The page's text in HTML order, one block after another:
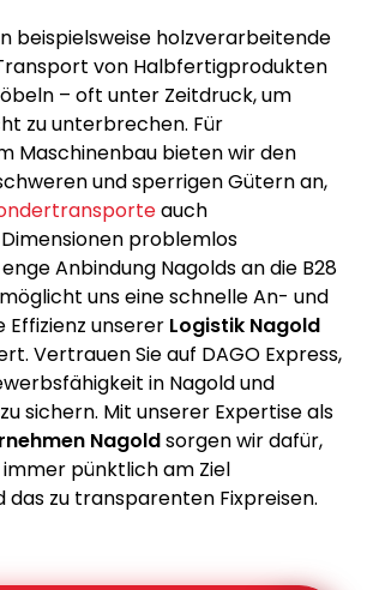
beispielsweise holzverarbeitende
von Halbfertigprodukten
– oft unter Zeitdruck, um
zu unterbrechen. Für
Maschinenbau bieten wir den
und sperrigen Gütern an,
auch
problemlos
Anbindung Nagolds an die B28
uns eine schnelle An- und
Effizienz unserer Logistik Nagold
Vertrauen Sie auf DAGO Express,
in Nagold und
sichern. Mit unserer Expertise als
Nagoldsorgen wir dafür,
pünktlich am Ziel
das zu transparenten Fixpreisen.